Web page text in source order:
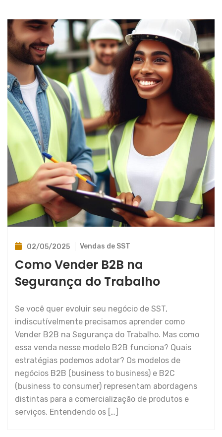
02/05/2025 Vendas de SST
Como Vender B2B na
Segurança do Trabalho
Se você quer evoluir seu negócio de SST,
indiscutívelmente precisamos aprender como
Vender B2B na Segurança do Trabalho. Mas como
essa venda nesse modelo B2B funciona? Quais
estratégias podemos adotar? Os modelos de
negócios B2B (business to business) e B2C
(business to consumer) representam abordagens
distintas para a comercialização de produtos e
serviços. Entendendo os […]